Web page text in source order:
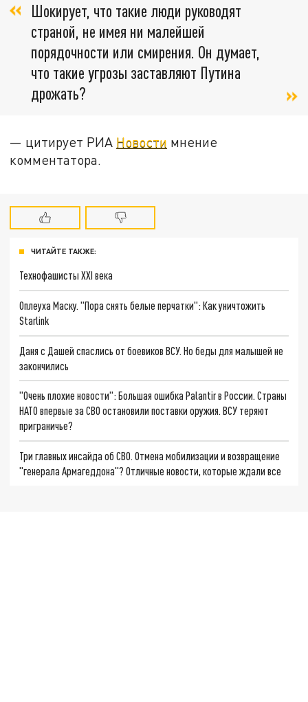
Шокирует, что такие люди руководят
страной, не имея ни малейшей
порядочности или смирения. Он думает,
что такие угрозы заставляют Путина
дрожать?
— цитирует РИА Новости мнение
комментатора
ЧИТАЙТЕ ТАКЖЕ:
Технофашисты XXI века
Оплеуха Маску. "Пора снять белые перчатки": Как уничтожить
Starlink
Даня с Дашей спаслись от боевиков ВСУ. Но беды для малышей не
закончились
"Очень плохие новости": Большая ошибка Palantir в России. Страны
НАТО впервые за СВО остановили поставки оружия. ВСУ теряют
приграничье?
Три главных инсайда об СВО. Отмена мобилизации и возвращение
"генерала Армагеддона"? Отличные новости, которые ждали все